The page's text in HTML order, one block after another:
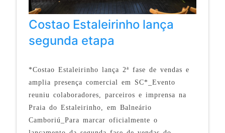
Costao Estaleirinho lança
segunda etapa
*Costao Estaleirinho lança 2ª fase de vendas e
amplia presença comercial em SC*_Evento
reuniu colaboradores, parceiros e imprensa na
Praia do Estaleirinho, em Balneário
Camboriú_Para marcar oficialmente o